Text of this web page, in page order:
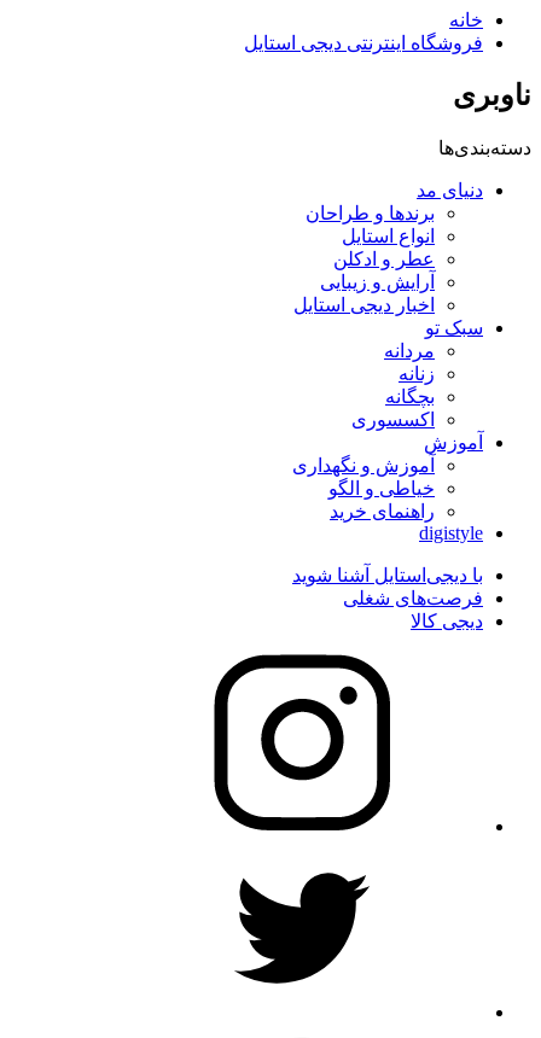
خانه
فروشگاه اینترنتی دیجی استایل
ناوبری
دسته‌بندی‌ها
دنیای مد
برندها و طراحان
انواع استایل
عطر و ادکلن
آرایش و زیبایی
اخبار دیجی استایل
سبک تو
مردانه
زنانه
بچگانه
اکسسوری
آموزش
آموزش و نگهداری
خیاطی و الگو
راهنمای خرید
digistyle
با دیجی‌استایل آشنا شوید
فرصت‌های شغلی
دیجی کالا